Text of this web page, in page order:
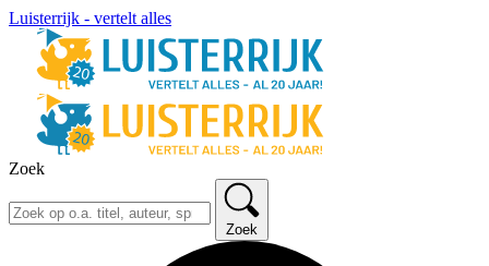
Luisterrijk - vertelt alles
Zoek
Zoek